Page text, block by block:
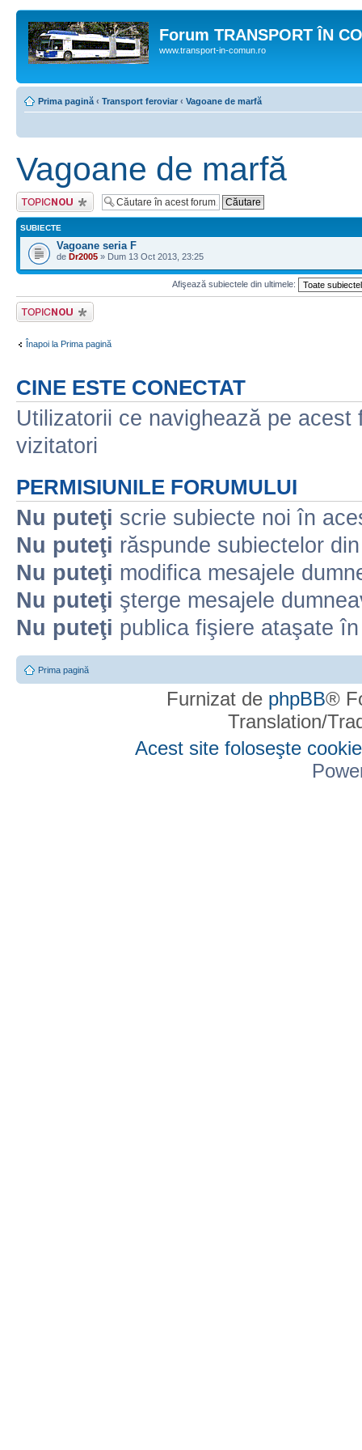
Forum TRANSPORT ÎN
www.transport-in-comun.ro
Prima pagină ‹ Transport feroviar ‹ Vagoane de marfă
Vagoane de marfă
Scrie un subiect
nou
SUBIECTE
Vagoane seria F
de Dr2005 » Dum 13 Oct 2013, 23:25
Afişează subiectele din ultimele:
Scrie un subiect
nou
Înapoi la Prima pagină
CINE ESTE CONECTAT
Utilizatorii ce navighează pe
vizitatori
PERMISIUNILE FORUMULUI
Nu puteţi scrie subiecte noi în
Nu puteţi răspunde subiectelor
Nu puteţi modifica mesajele
Nu puteţi şterge mesajele
Nu puteţi publica fişiere ataşate
Prima pagină
Furnizat de phpBB®
Translation/
Acest site foloseşte